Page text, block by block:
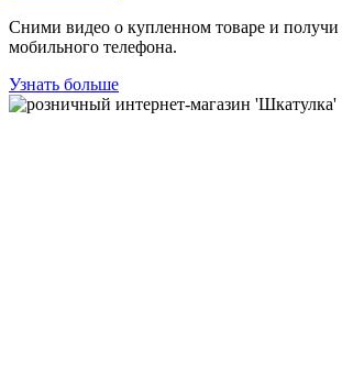
Сними видео о купленном товаре и получи
мобильного телефона.
Узнать больше